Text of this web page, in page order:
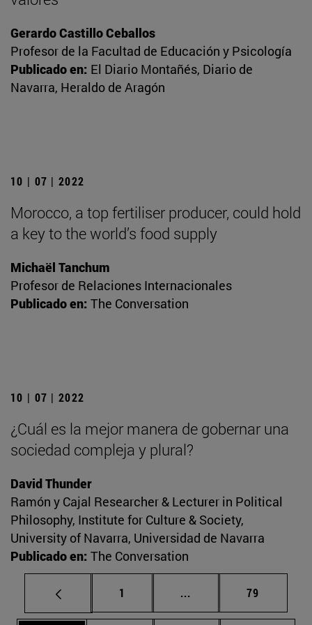
Gerardo Castillo Ceballos
Profesor de la Facultad de Educación y Psicología
Publicado en: El Diario Montañés, Diario de
Navarra, Heraldo de Aragón
10 | 07 | 2022
Morocco, a top fertiliser producer, could hold
a key to the world’s food supply
Michaël Tanchum
Profesor de Relaciones Internacionales
Publicado en: The Conversation
10 | 07 | 2022
¿Cuál es la mejor manera de gobernar una
sociedad compleja y plural?
David Thunder
Ramón y Cajal Researcher & Lecturer in Political
Philosophy, Institute for Culture & Society,
University of Navarra, Universidad de Navarra
Publicado en: The Conversation
Página
1 ... Páginas intermedias
Página
79